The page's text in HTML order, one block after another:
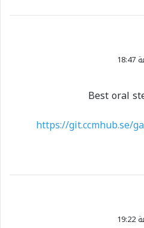
Best oral
https://git.ccmhub.se/